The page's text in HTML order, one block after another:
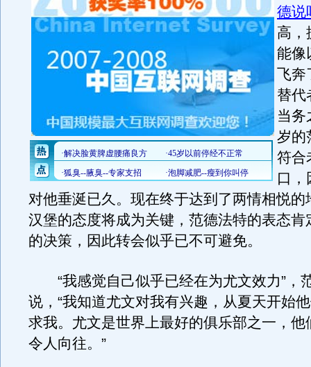
德说
高，
能像
飞奔
替代
当务
岁的
符合
口，
对他垂涎已久。现在终于达到了两情相悦的
汉堡的态度将成为关键，范德法特的表态肯
的决策，因此转会似乎已不可避免。
“我感觉自己似乎已经在为尤文效力”，
说，“我知道尤文对我有兴趣，从夏天开始
求我。尤文是世界上最好的俱乐部之一，他
令人向往。”